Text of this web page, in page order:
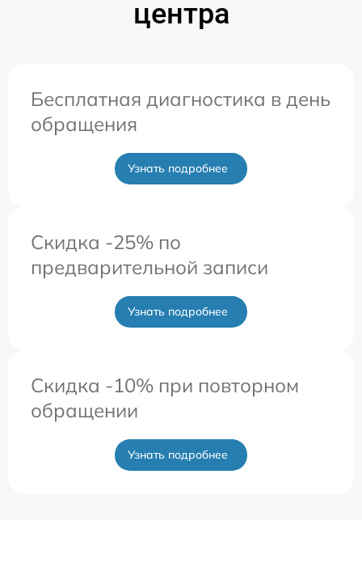
центра
Бесплатная диагностика в день
обращения
Узнать подробнее
Скидка -25% по
предварительной записи
Узнать подробнее
Скидка -10% при повторном
обращении
Узнать подробнее